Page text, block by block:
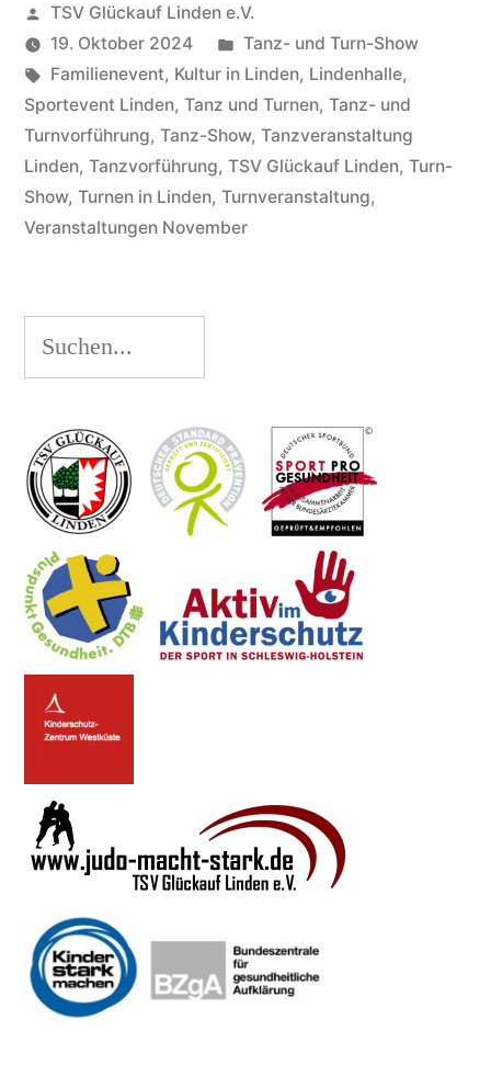
Veröffentlicht
von
TSV Glückauf Linden e.V.
19. Oktober 2024
Veröffentlicht
unter
Tanz- und Turn-Show
Schlagwörter:
Familienevent, Kultur in Linden, Lindenhalle,
Sportevent Linden, Tanz und Turnen, Tanz- und
Turnvorführung, Tanz-Show, Tanzveranstaltung
Linden, Tanzvorführung, TSV Glückauf Linden, Turn-
Show, Turnen in Linden, Turnveranstaltung,
Veranstaltungen November
Suchen